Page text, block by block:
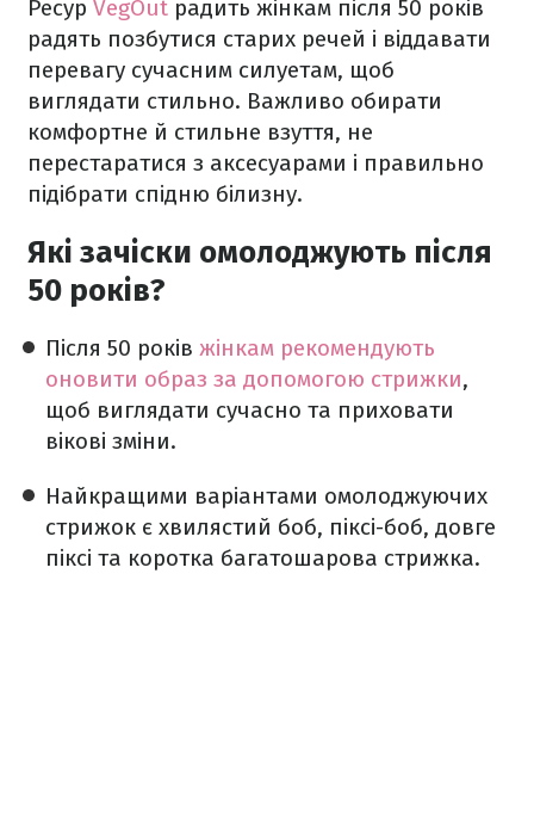
Ресур VegOut радить жінкам після 50 років
радять позбутися старих речей і віддавати
перевагу сучасним силуетам, щоб
виглядати стильно. Важливо обирати
комфортне й стильне взуття, не
перестаратися з аксесуарами і правильно
підібрати спідню білизну.
Які зачіски омолоджують після
50 років?
Після 50 років жінкам рекомендують
оновити образ за допомогою стрижки,
щоб виглядати сучасно та приховати
вікові зміни.
Найкращими варіантами омолоджуючих
стрижок є хвилястий боб, піксі-боб, довге
піксі та коротка багатошарова стрижка.